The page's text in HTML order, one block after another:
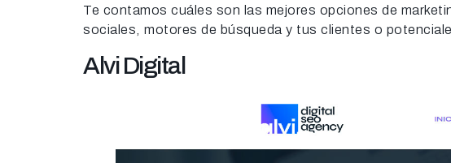
Te contamos cuáles son las mejores opciones de
sociales, motores de búsqueda y tus clientes o
Alvi Digital